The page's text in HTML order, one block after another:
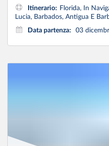
Itinerario: Florida, In
Lucia, Barbados, Antigua E
Data partenza:
03